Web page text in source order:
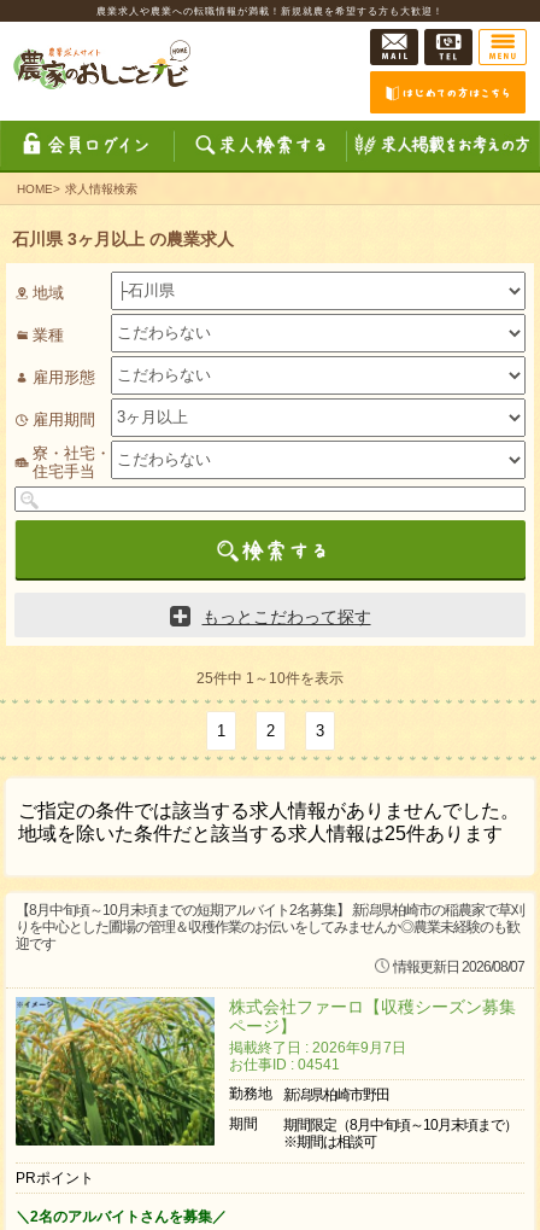
農業求人や農業への転職情報が満載！新規就農を希望する方も大歓迎！
HOME> 求人情報検索
石川県 3ヶ月以上 の農業求人
地域
業種
雇用形態
雇用期間
寮・社宅・
住宅手当
もっとこだわって探す
25件中 1～10件を表示
1 2 3
ご指定の条件では該当する求人情報がありませんでした。
地域を除いた条件だと該当する求人情報は25件あります
【8月中旬頃～10月末頃までの短期アルバイト2名募集】 新潟県柏崎市の稲農家で草刈
りを中心とした圃場の管理＆収穫作業のお伝いをしてみませんか◎農業未経験のも歓
迎です
情報更新日 2026/08/07
株式会社ファーロ【収穫シーズン募集
ページ】
掲載終了日 : 2026年9月7日
お仕事ID : 04541
勤務地
新潟県柏崎市野田
期間
期間限定（8月中旬頃～10月末頃まで）
※期間は相談可
PRポイント
＼2名のアルバイトさんを募集／